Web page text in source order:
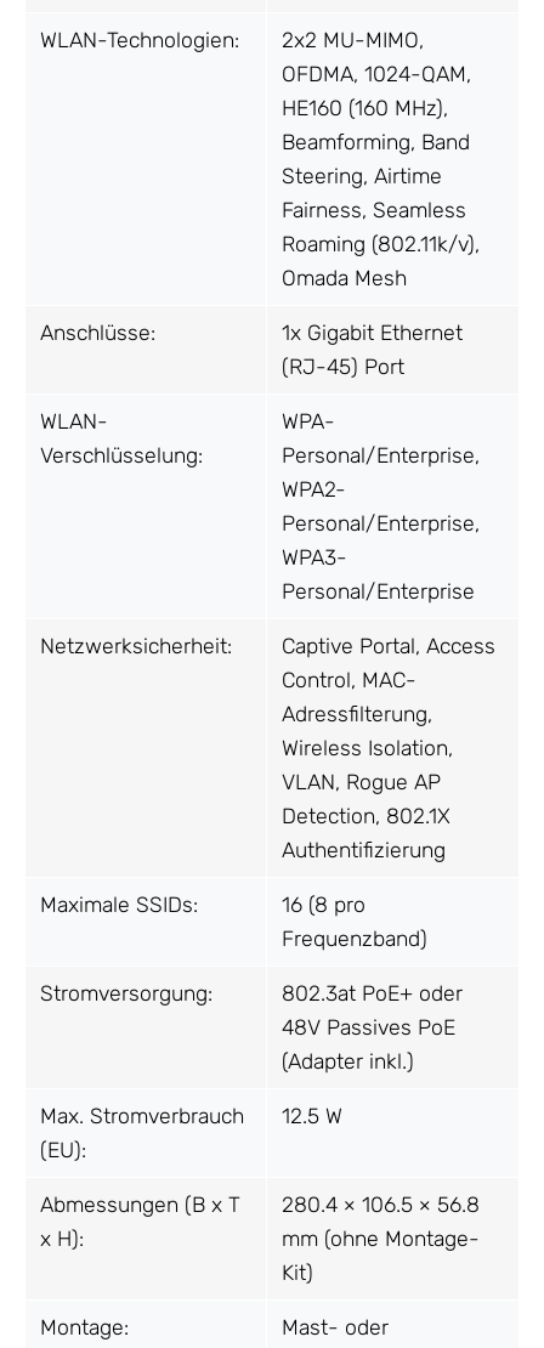
WLAN-Technologien:
2x2 MU-MIMO,
OFDMA, 1024-QAM,
HE160 (160 MHz),
Beamforming, Band
Steering, Airtime
Fairness, Seamless
Roaming (802.11k/v),
Omada Mesh
Anschlüsse:
1x Gigabit Ethernet
(RJ-45) Port
WLAN-
Verschlüsselung:
WPA-
Personal/Enterprise,
WPA2-
Personal/Enterprise,
WPA3-
Personal/Enterprise
Netzwerksicherheit:
Captive Portal, Access
Control, MAC-
Adressfilterung,
Wireless Isolation,
VLAN, Rogue AP
Detection, 802.1X
Authentifizierung
Maximale SSIDs:
16 (8 pro
Frequenzband)
Stromversorgung:
802.3at PoE+ oder
48V Passives PoE
(Adapter inkl.)
Max. Stromverbrauch
(EU):
12.5 W
Abmessungen (B x T
x H):
280.4 × 106.5 × 56.8
mm (ohne Montage-
Kit)
Montage:
Mast- oder